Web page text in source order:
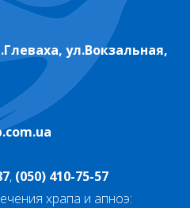
ул.Вокзальная,
, (050) 410-75-57
храпа и апноэ: